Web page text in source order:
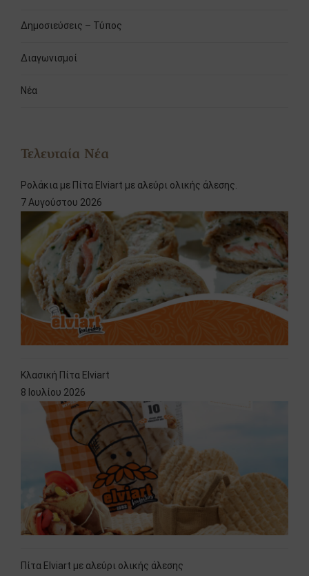
Δημοσιεύσεις – Τύπος
Διαγωνισμοί
Νέα
Τελευταία Νέα
Ρολάκια με Πίτα Elviart με αλεύρι ολικής άλεσης.
7 Αυγούστου 2026
Κλασική Πίτα Elviart
8 Ιουλίου 2026
Πίτα Elviart με αλεύρι ολικής άλεσης